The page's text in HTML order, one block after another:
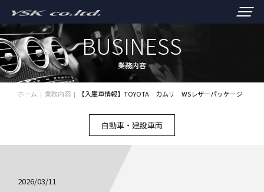
BUSINESS
業務内容
ホーム 業務内容 【入庫車情報】TOYOTA カムリ WSレザーパッケージ
自動車・建設車両
2026/03/11